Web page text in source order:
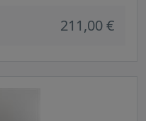
211,00 €